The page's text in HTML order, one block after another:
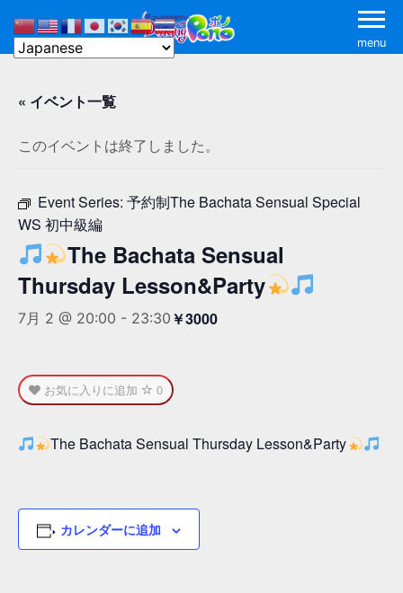
menu
« イベント一覧
このイベントは終了しました。
Event Series: 予約制The Bachata Sensual Special
WS 初中級編
The Bachata Sensual
Thursday Lesson&Party
7月 2 @ 20:00 - 23:30 ￥3000
お気に入りに追加 0
The Bachata Sensual Thursday Lesson&Party
カレンダーに追加